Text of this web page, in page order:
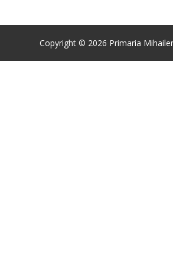
Copyright © 2026 Primaria